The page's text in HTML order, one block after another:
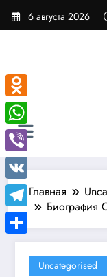
Перейти
6 августа 2026
Главная
Биография
Uncategorised
Odnoklassniki
WhatsApp
Viber
VK
Telegram
Отправить